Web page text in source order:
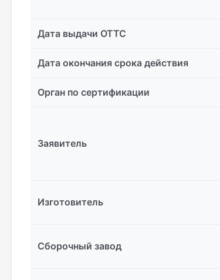
Дата выдачи ОТТС
Дата окончания срока действия
Орган по сертификации
Заявитель
Изготовитель
Сборочный завод